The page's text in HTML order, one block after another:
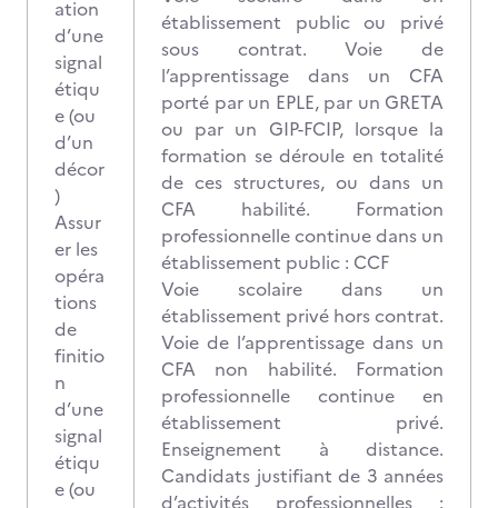
ation
d’une
signal
étiqu
e (ou
d’un
décor
)
Assur
er les
opéra
tions
de
finitio
n
d’une
signal
étiqu
e (ou
établissement public ou privé
sous contrat. Voie de
l’apprentissage dans un CFA
porté par un EPLE, par un GRETA
ou par un GIP-FCIP, lorsque la
formation se déroule en totalité
de ces structures, ou dans un
CFA habilité. Formation
professionnelle continue dans un
établissement public : CCF
Voie scolaire dans un
établissement privé hors contrat.
Voie de l’apprentissage dans un
CFA non habilité. Formation
professionnelle continue en
établissement privé.
Enseignement à distance.
Candidats justifiant de 3 années
d’activités professionnelles :